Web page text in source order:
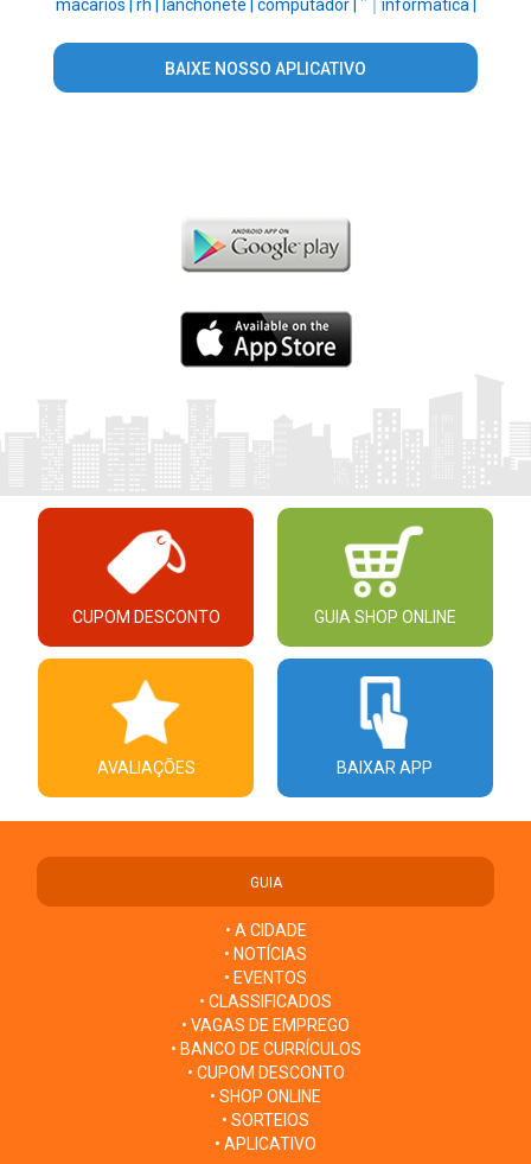
macarios | rh | lanchonete | computador | '' | informatica |
BAIXE NOSSO APLICATIVO
CUPOM DESCONTO GUIA SHOP ONLINE
AVALIAÇÕES BAIXAR APP
GUIA
• A CIDADE
• NOTÍCIAS
• EVENTOS
• CLASSIFICADOS
• VAGAS DE EMPREGO
• BANCO DE CURRÍCULOS
• CUPOM DESCONTO
• SHOP ONLINE
• SORTEIOS
• APLICATIVO